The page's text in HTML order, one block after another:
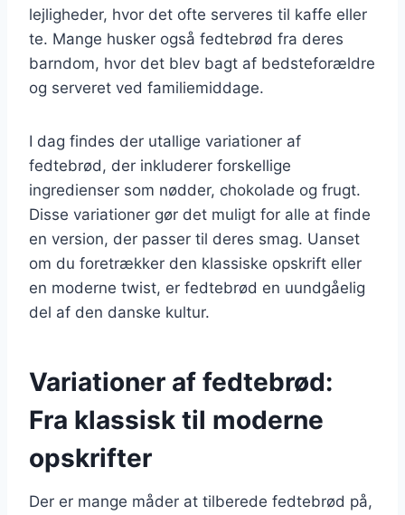
lejligheder, hvor det ofte serveres til kaffe eller
te. Mange husker også fedtebrød fra deres
barndom, hvor det blev bagt af bedsteforældre
og serveret ved familiemiddage.
I dag findes der utallige variationer af
fedtebrød, der inkluderer forskellige
ingredienser som nødder, chokolade og frugt.
Disse variationer gør det muligt for alle at finde
en version, der passer til deres smag. Uanset
om du foretrækker den klassiske opskrift eller
en moderne twist, er fedtebrød en uundgåelig
del af den danske kultur.
Variationer af fedtebrød:
Fra klassisk til moderne
opskrifter
Der er mange måder at tilberede fedtebrød på,